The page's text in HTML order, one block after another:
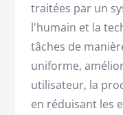
traitées par un
l'humain et la
tâches de
uniforme,
utilisateur, la
en réduisant les